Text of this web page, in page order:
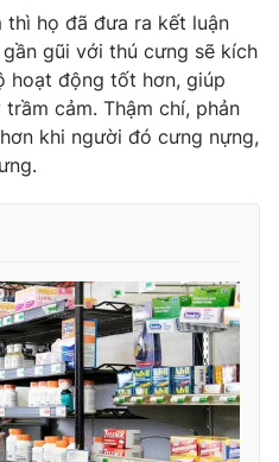
báo điện tử số 483/GP-BTTTT
Mỹ Hạnh, Phạm Quốc Thắng,
- 024.38 355 932
thì họ đã đưa ra kết luận
gũi với thú cưng sẽ kích
hoạt động tốt hơn, giúp
cảm. Thậm chí, phản
khi người đó cưng nựng,